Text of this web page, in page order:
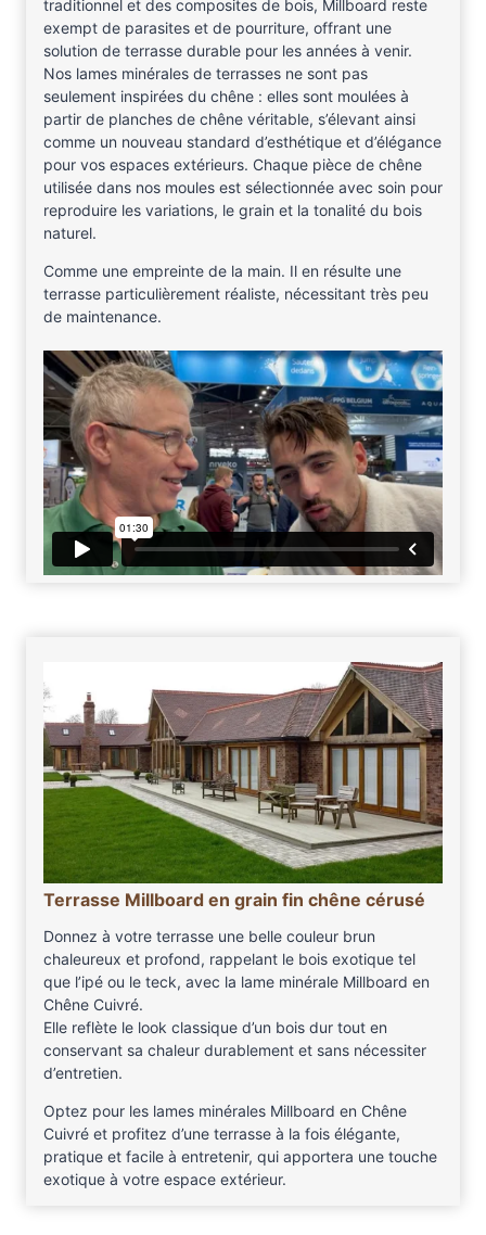
traditionnel et des composites de bois, Millboard reste
exempt de parasites et de pourriture, offrant une
solution de terrasse durable pour les années à venir.
Nos lames minérales de terrasses ne sont pas
seulement inspirées du chêne : elles sont moulées à
partir de planches de chêne véritable, s’élevant ainsi
comme un nouveau standard d’esthétique et d’élégance
pour vos espaces extérieurs. Chaque pièce de chêne
utilisée dans nos moules est sélectionnée avec soin pour
reproduire les variations, le grain et la tonalité du bois
naturel.
Comme une empreinte de la main. Il en résulte une
terrasse particulièrement réaliste, nécessitant très peu
de maintenance.
Terrasse Millboard en grain fin chêne cérusé
Donnez à votre terrasse une belle couleur brun
chaleureux et profond, rappelant le bois exotique tel
que l’ipé ou le teck, avec la lame minérale Millboard en
Chêne Cuivré.
Elle reflète le look classique d’un bois dur tout en
conservant sa chaleur durablement et sans nécessiter
d’entretien.
Optez pour les lames minérales Millboard en Chêne
Cuivré et profitez d’une terrasse à la fois élégante,
pratique et facile à entretenir, qui apportera une touche
exotique à votre espace extérieur.